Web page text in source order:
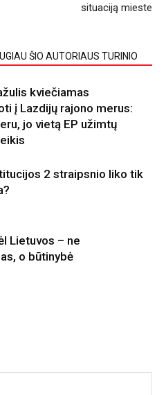
situaciją mieste
ŠIO AUTORIAUS TURINIO
kviečiamas
į Lazdijų rajono merus:
jo vietą EP užimtų
2 straipsnio liko tik
Lietuvos – ne
o būtinybė